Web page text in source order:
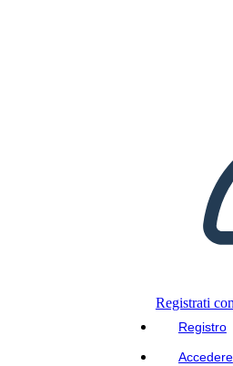
Registrati
Registro
Accedere
Copia questo
CREARE UNO
RIPRODURRE LA